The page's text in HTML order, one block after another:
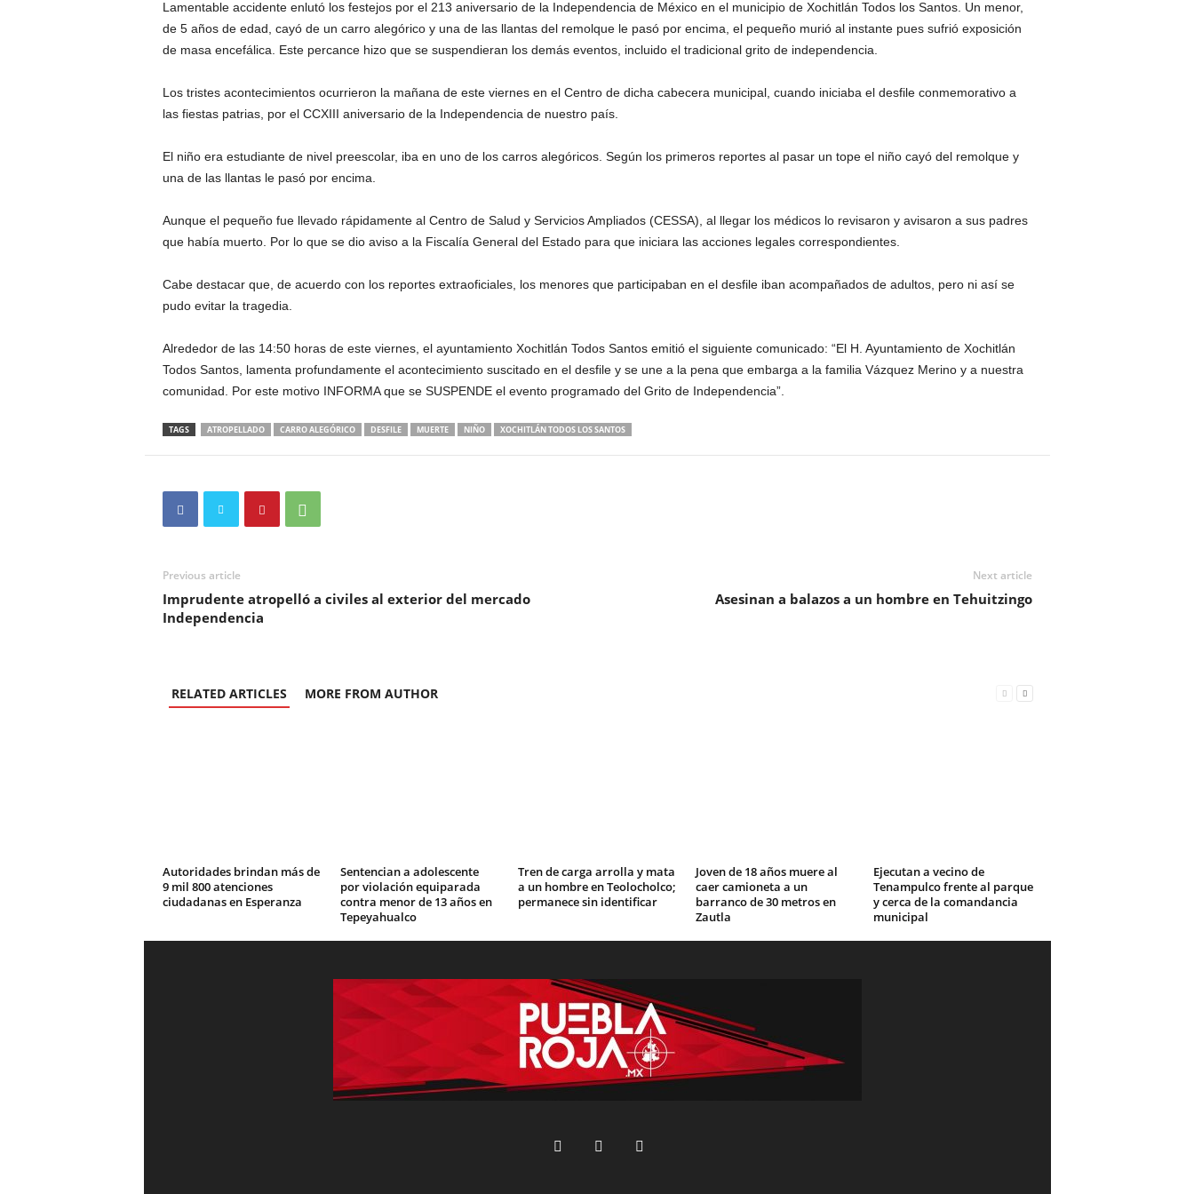
Lamentable accidente enlutó los festejos por el 213 aniversario de la Independencia de México en el municipio de Xochitlán Todos los Santos. Un menor,
de 5 años de edad, cayó de un carro alegórico y una de las llantas del remolque le pasó por encima, el pequeño murió al instante pues sufrió exposición
de masa encefálica. Este percance hizo que se suspendieran los demás eventos, incluido el tradicional grito de independencia.
Los tristes acontecimientos ocurrieron la mañana de este viernes en el Centro de dicha cabecera municipal, cuando iniciaba el desfile conmemorativo a
las fiestas patrias, por el CCXIII aniversario de la Independencia de nuestro país.
El niño era estudiante de nivel preescolar, iba en uno de los carros alegóricos. Según los primeros reportes al pasar un tope el niño cayó del remolque y
una de las llantas le pasó por encima.
Aunque el pequeño fue llevado rápidamente al Centro de Salud y Servicios Ampliados (CESSA), al llegar los médicos lo revisaron y avisaron a sus padres
que había muerto. Por lo que se dio aviso a la Fiscalía General del Estado para que iniciara las acciones legales correspondientes.
Cabe destacar que, de acuerdo con los reportes extraoficiales, los menores que participaban en el desfile iban acompañados de adultos, pero ni así se
pudo evitar la tragedia.
Alrededor de las 14:50 horas de este viernes, el ayuntamiento Xochitlán Todos Santos emitió el siguiente comunicado: “El H. Ayuntamiento de Xochitlán
Todos Santos, lamenta profundamente el acontecimiento suscitado en el desfile y se une a la pena que embarga a la familia Vázquez Merino y a nuestra
comunidad. Por este motivo INFORMA que se SUSPENDE el evento programado del Grito de Independencia”.
TAGS ATROPELLADO CARRO ALEGÓRICO DESFILE MUERTE NIÑO XOCHITLÁN TODOS LOS SANTOS
Previous article
Imprudente atropelló a civiles al exterior del mercado
Independencia
Next article
Asesinan a balazos a un hombre en Tehuitzingo
RELATED ARTICLES MORE FROM AUTHOR
Autoridades brindan más de
9 mil 800 atenciones
ciudadanas en Esperanza
Sentencian a adolescente
por violación equiparada
contra menor de 13 años en
Tepeyahualco
Tren de carga arrolla y mata
a un hombre en Teolocholco;
permanece sin identificar
Joven de 18 años muere al
caer camioneta a un
barranco de 30 metros en
Zautla
Ejecutan a vecino de
Tenampulco frente al parque
y cerca de la comandancia
municipal